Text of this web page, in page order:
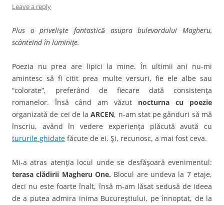
Leave a reply
Plus o privelişte fantastică asupra bulevardului Magheru,
scânteind în luminiţe.
Poezia nu prea are lipici la mine. În ultimii ani nu-mi
amintesc să fi citit prea multe versuri, fie ele albe sau
“colorate”, preferând de fiecare dată consistenţa
romanelor. Însă când am văzut nocturna cu poezie
organizată de cei de laARCEN, n-am stat pe gânduri să mă
înscriu, având în vedere experienţa plăcută avută cu
tururile ghidate făcute de ei. Şi, recunosc, a mai fost ceva.
Mi-a atras atenţia locul unde se desfăşoară evenimentul:
terasa clădirii Magheru One. Blocul are undeva la 7 etaje,
deci nu este foarte înalt, însă m-am lăsat sedusă de ideea
de a putea admira inima Bucureştiului, pe înnoptat, de la